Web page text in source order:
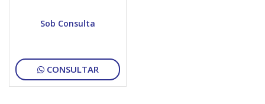
Sob Consulta
CONSULTAR